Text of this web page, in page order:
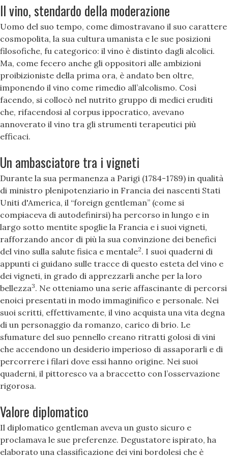
Il vino, stendardo della moderazione
Uomo del suo tempo, come dimostravano il suo carattere
cosmopolita, la sua cultura umanista e le sue posizioni
filosofiche, fu categorico: il vino è distinto dagli alcolici.
Ma, come fecero anche gli oppositori alle ambizioni
proibizioniste della prima ora, è andato ben oltre,
imponendo il vino come rimedio all’alcolismo. Così
facendo, si collocò nel nutrito gruppo di medici eruditi
che, rifacendosi al corpus ippocratico, avevano
annoverato il vino tra gli strumenti terapeutici più
efficaci.
Un ambasciatore tra i vigneti
Durante la sua permanenza a Parigi (1784-1789) in qualità
di ministro plenipotenziario in Francia dei nascenti Stati
Uniti d'America, il “foreign gentleman” (come si
compiaceva di autodefinirsi) ha percorso in lungo e in
largo sotto mentite spoglie la Francia e i suoi vigneti,
rafforzando ancor di più la sua convinzione dei benefici
del vino sulla salute fisica e mentale2. I suoi quaderni di
appunti ci guidano sulle tracce di questo esteta del vino e
dei vigneti, in grado di apprezzarli anche per la loro
bellezza3. Ne otteniamo una serie affascinante di percorsi
enoici presentati in modo immaginifico e personale. Nei
suoi scritti, effettivamente, il vino acquista una vita degna
di un personaggio da romanzo, carico di brio. Le
sfumature del suo pennello creano ritratti golosi di vini
che accendono un desiderio imperioso di assaporarli e di
percorrere i filari dove essi hanno origine. Nei suoi
quaderni, il pittoresco va a braccetto con l’osservazione
rigorosa.
Valore diplomatico
Il diplomatico gentleman aveva un gusto sicuro e
proclamava le sue preferenze. Degustatore ispirato, ha
elaborato una classificazione dei vini bordolesi che è